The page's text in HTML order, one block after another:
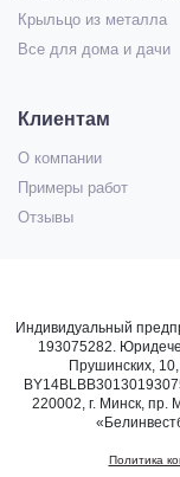
Крыльцо из металла
Все для дома и дачи
Клиентам
О компании
Примеры работ
Отзывы
Индивидуальный
193075282.
Прушинских,
220002, г. Минск,
Политика